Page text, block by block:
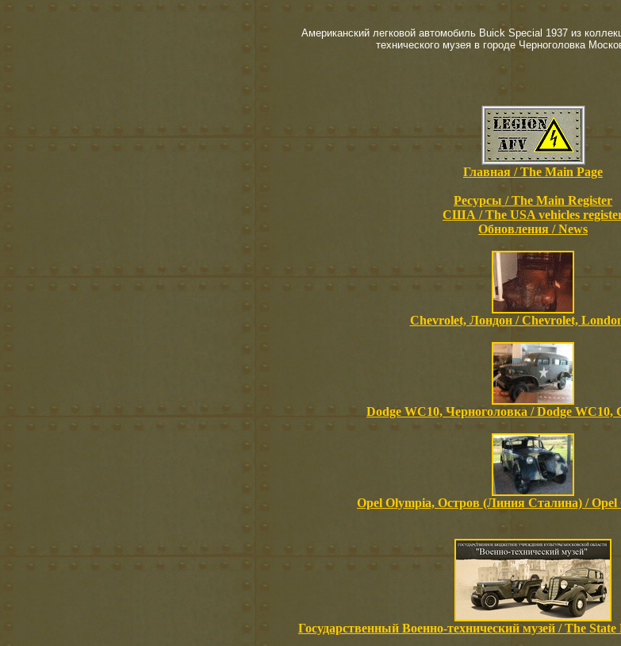
Американский легковой автомобиль Buick Special 1937 из
технического музея в городе Черноголовка
Главная / The Main Page
Ресурсы / The Main Register
США / The USA vehicles
Обновления / News
Chevrolet, Лондон / Chevrolet,
Dodge WC10, Черноголовка / Dodge WC10,
Opel Olympia, Остров (Линия Сталина) / Opel
Государственный Военно-технический музей / The